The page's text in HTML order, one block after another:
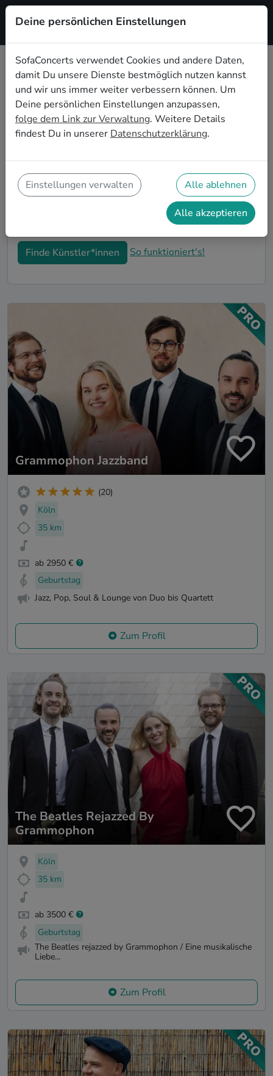
Registrieren
Jazz Live-Musik für den 30.
Geburtstag in Neuss
Schon wieder ist ein Jahrzehnt vergangen und Dein
nächster runder Geburtstag steht an? Ein Konzert ist
eine ganz besondere Art und Weise zu feiern. Ob
kleine Gartenparty oder Feier mit der ganzen
Nachbarschaft: Auf SofaConcerts findest Du tolle Jazz
Live-Acts, die perfekt zu Deiner 30. Geburtstagsfeier
Finde Künstler*innen So funktioniert's!
Grammophon Jazzband
(20)
Köln
35 km
ab 2950 €
Geburtstag
Jazz, Pop, Soul & Lounge von Duo bis Quartett
Zum Profil
The Beatles Rejazzed By
Grammophon
Köln
35 km
ab 3500 €
Geburtstag
The Beatles rejazzed by Grammophon / Eine musikalische
Liebe...
Zum Profil
Deine persönlichen Einstellungen
SofaConcerts verwendet Cookies und andere Daten,
damit Du unsere Dienste bestmöglich nutzen kannst
und wir uns immer weiter verbessern können. Um
Deine persönlichen Einstellungen anzupassen,
folge dem Link zur Verwaltung. Weitere Details
findest Du in unserer Datenschutzerklärung.
Einstellungen verwalten Alle ablehnen
Alle akzeptieren